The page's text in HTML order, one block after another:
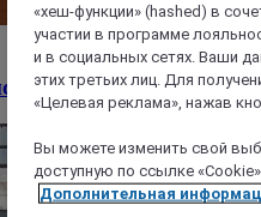
Эспланада
«хеш-функции» (hashed) в
участии в программе
и в социальных сетях. Ваши
этих третьих лиц. Для
«Целевая реклама», нажав
Вы можете изменить свой
доступную по ссылке
Дополнительная